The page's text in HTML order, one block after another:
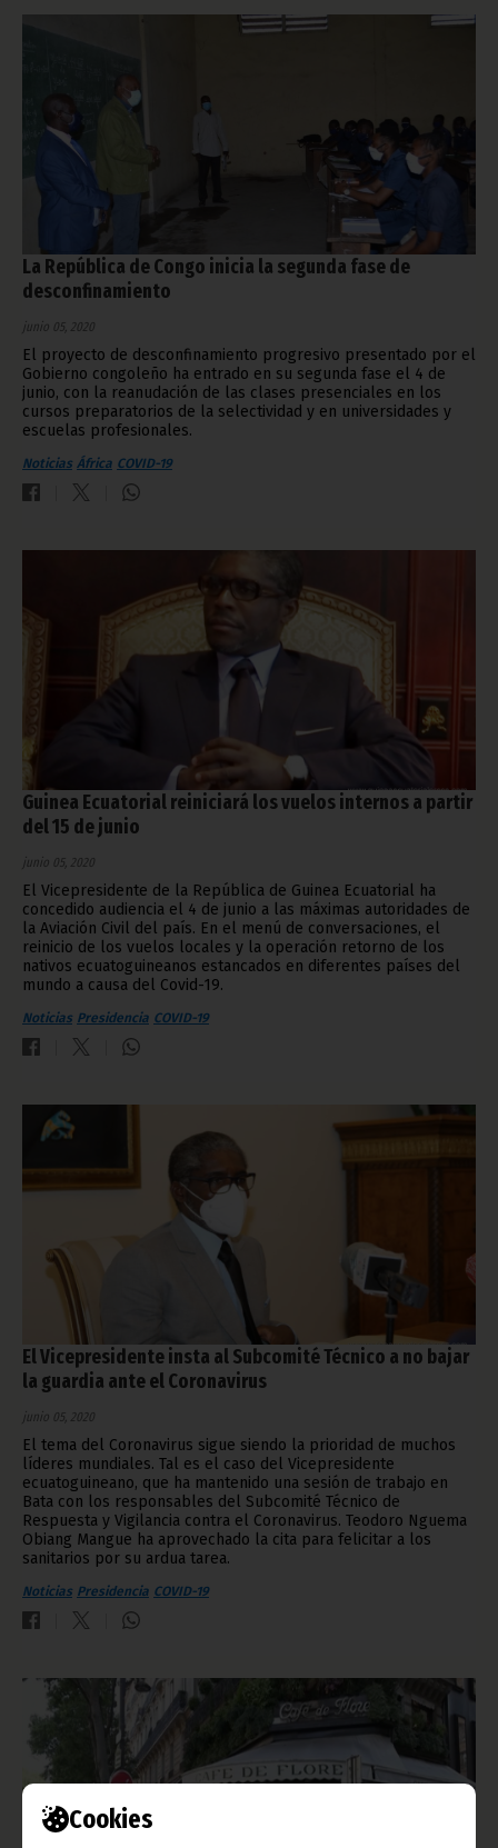
Cookies
La República de Congo inicia la segunda fase de
desconfinamiento
junio 05, 2020
El proyecto de desconfinamiento progresivo presentado por el
Gobierno congoleño ha entrado en su segunda fase el 4 de
junio, con la reanudación de las clases presenciales en los
cursos preparatorios de la selectividad y en universidades y
escuelas profesionales.
Noticias África COVID-19
Guinea Ecuatorial reiniciará los vuelos internos a partir
del 15 de junio
junio 05, 2020
El Vicepresidente de la República de Guinea Ecuatorial ha
concedido audiencia el 4 de junio a las máximas autoridades de
la Aviación Civil del país. En el menú de conversaciones, el
reinicio de los vuelos locales y la operación retorno de los
nativos ecuatoguineanos estancados en diferentes países del
mundo a causa del Covid-19.
Noticias Presidencia COVID-19
El Vicepresidente insta al Subcomité Técnico a no bajar
la guardia ante el Coronavirus
junio 05, 2020
El tema del Coronavirus sigue siendo la prioridad de muchos
líderes mundiales. Tal es el caso del Vicepresidente
ecuatoguineano, que ha mantenido una sesión de trabajo en
Bata con los responsables del Subcomité Técnico de
Respuesta y Vigilancia contra el Coronavirus. Teodoro Nguema
Obiang Mangue ha aprovechado la cita para felicitar a los
sanitarios por su ardua tarea.
Noticias Presidencia COVID-19